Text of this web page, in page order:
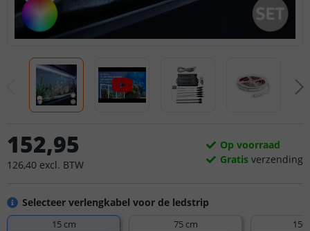
Selecteer verlengkabel voor de ledstrip
15 cm
75 cm
150
152,95
126,40 excl. BTW
Op voorraad
Gratis verzending